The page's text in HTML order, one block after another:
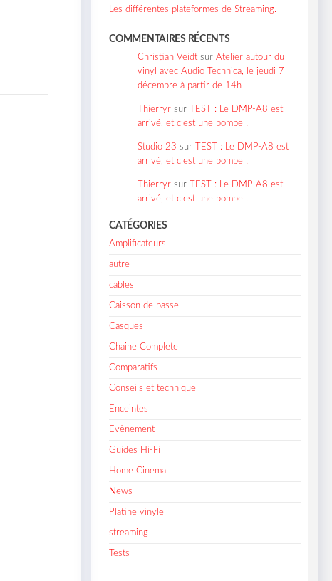
Les différentes plateformes de Streaming.
COMMENTAIRES RÉCENTS
Christian Veidt surAtelier autour du
vinyl avec Audio Technica, le jeudi 7
décembre à partir de 14h
Thierryr sur
TEST : Le DMP-A8 est
arrivé, et c’est une bombe !
Studio 23 sur
TEST : Le DMP-A8 est
arrivé, et c’est une bombe !
Thierryr sur
TEST : Le DMP-A8 est
arrivé, et c’est une bombe !
CATÉGORIES
Amplificateurs
autre
cables
Caisson de basse
Casques
Chaine Complete
Comparatifs
Conseils et technique
Enceintes
Evènement
Guides Hi-Fi
Home Cinema
News
Platine vinyle
streaming
Tests